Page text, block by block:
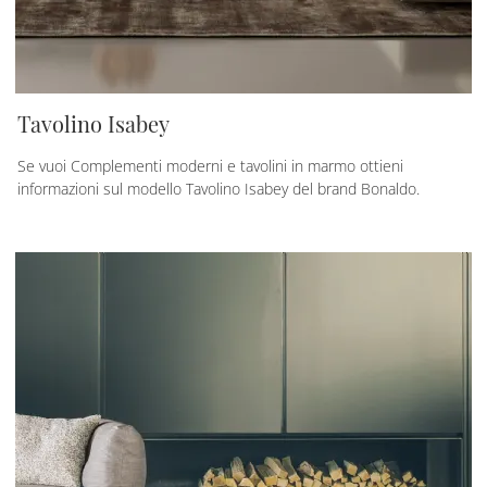
Tavolino Isabey
Se vuoi Complementi moderni e tavolini in marmo ottieni
informazioni sul modello Tavolino Isabey del brand Bonaldo.